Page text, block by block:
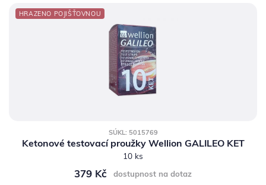
HRAZENO POJIŠŤOVNOU
SÚKL: 5015769
Ketonové testovací proužky Wellion GALILEO KET
10 ks
379 Kč dostupnost na dotaz